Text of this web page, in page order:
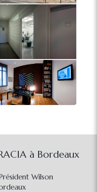
à Bordeaux
Wilson